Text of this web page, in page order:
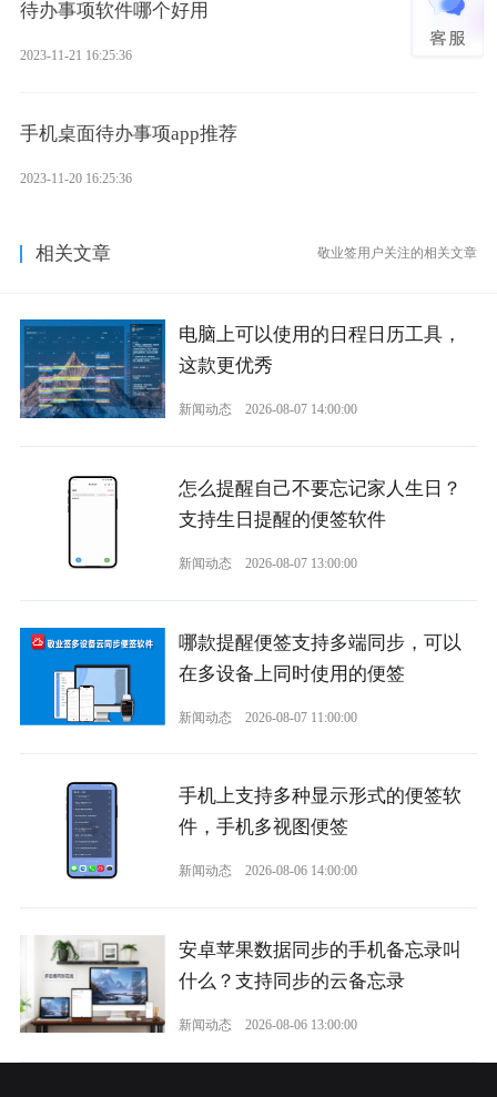
待办事项软件哪个好用
2023-11-21 16:25:36
手机桌面待办事项app推荐
2023-11-20 16:25:36
相关文章 敬业签用户关注的相关文章
电脑上可以使用的日程日历工具，
这款更优秀
新闻动态 2026-08-07 14:00:00
怎么提醒自己不要忘记家人生日？
支持生日提醒的便签软件
新闻动态 2026-08-07 13:00:00
哪款提醒便签支持多端同步，可以
在多设备上同时使用的便签
新闻动态 2026-08-07 11:00:00
手机上支持多种显示形式的便签软
件，手机多视图便签
新闻动态 2026-08-06 14:00:00
安卓苹果数据同步的手机备忘录叫
什么？支持同步的云备忘录
新闻动态 2026-08-06 13:00:00